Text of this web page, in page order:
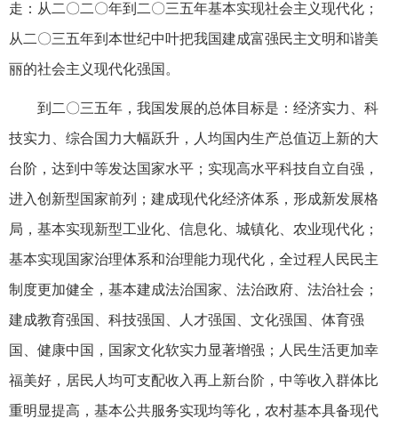
走：从二〇二〇年到二〇三五年基本实现社会主义现代化；
从二〇三五年到本世纪中叶把我国建成富强民主文明和谐美
丽的社会主义现代化强国。
到二〇三五年，我国发展的总体目标是：经济实力、科
技实力、综合国力大幅跃升，人均国内生产总值迈上新的大
台阶，达到中等发达国家水平；实现高水平科技自立自强，
进入创新型国家前列；建成现代化经济体系，形成新发展格
局，基本实现新型工业化、信息化、城镇化、农业现代化；
基本实现国家治理体系和治理能力现代化，全过程人民民主
制度更加健全，基本建成法治国家、法治政府、法治社会；
建成教育强国、科技强国、人才强国、文化强国、体育强
国、健康中国，国家文化软实力显著增强；人民生活更加幸
福美好，居民人均可支配收入再上新台阶，中等收入群体比
重明显提高，基本公共服务实现均等化，农村基本具备现代